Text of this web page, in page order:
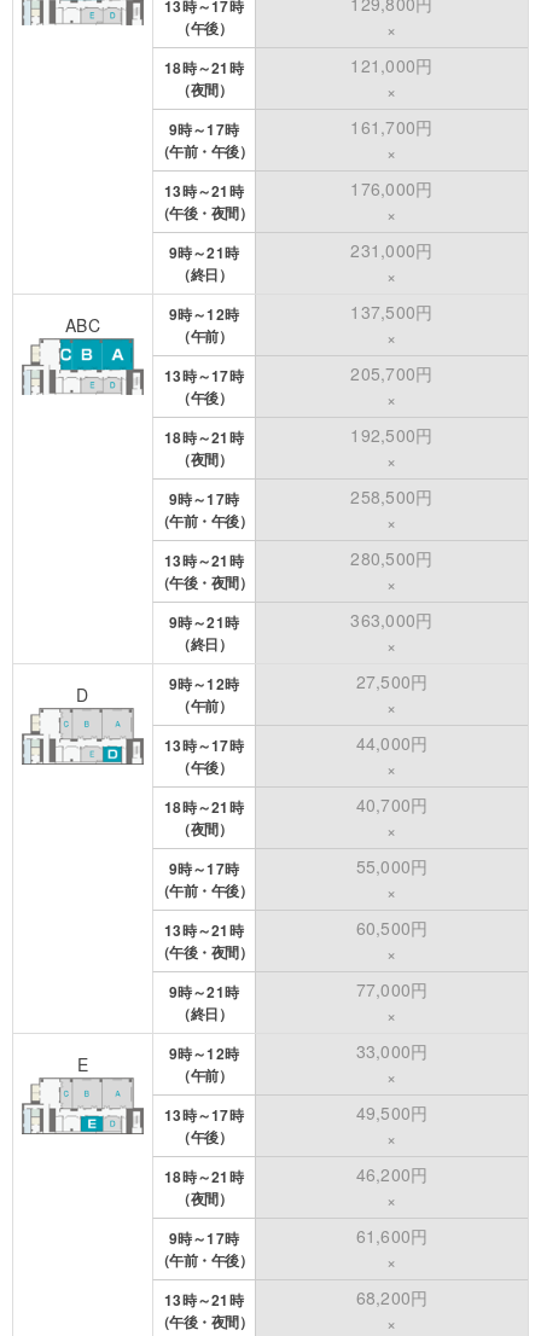
13時～17時
（午後）
×
18時～21時
（夜間）
121,000円
×
9時～17時
（午前・午後）
161,700円
×
13時～21時
（午後・夜間）
176,000円
×
9時～21時
（終日）
231,000円
×
ABC
9時～12時
（午前）
137,500円
×
13時～17時
（午後）
205,700円
×
18時～21時
（夜間）
192,500円
×
9時～17時
（午前・午後）
258,500円
×
13時～21時
（午後・夜間）
280,500円
×
9時～21時
（終日）
363,000円
×
D
9時～12時
（午前）
27,500円
×
13時～17時
（午後）
44,000円
×
18時～21時
（夜間）
40,700円
×
9時～17時
（午前・午後）
55,000円
×
13時～21時
（午後・夜間）
60,500円
×
9時～21時
（終日）
77,000円
×
E
9時～12時
（午前）
33,000円
×
13時～17時
（午後）
49,500円
×
18時～21時
（夜間）
46,200円
×
9時～17時
（午前・午後）
61,600円
×
13時～21時
（午後・夜間）
68,200円
×